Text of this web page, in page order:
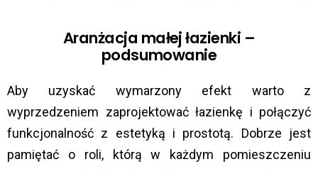
Aranżacja małej łazienki –
podsumowanie
Aby uzyskać wymarzony efekt warto z
wyprzedzeniem zaprojektować łazienkę i połączyć
funkcjonalność z estetyką i prostotą. Dobrze jest
pamiętać o roli, którą w każdym pomieszczeniu